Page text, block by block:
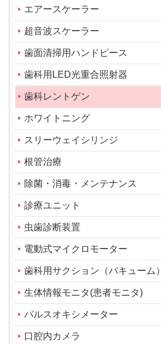
エアースケーラー
超音波スケーラー
歯面清掃用ハンドピース
歯科用LED光重合照射器
歯科レントゲン
ホワイトニング
スリーウェイシリンジ
根管治療
除菌・消毒・メンテナンス
診療ユニット
虫歯診断装置
電動式マイクロモーター
歯科用サクション（バキューム）
生体情報モニタ(患者モニタ)
パルスオキシメーター
口腔内カメラ